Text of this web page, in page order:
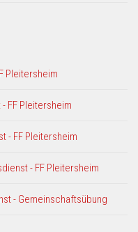
Pleitersheim
FF Pleitersheim
- FF Pleitersheim
- FF Pleitersheim
- Gemeinschaftsübung